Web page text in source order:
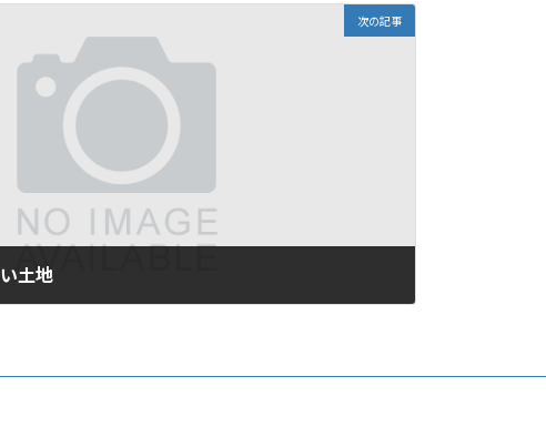
次の記事
土地